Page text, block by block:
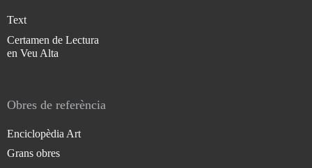
Text
Certamen de Lectura
en Veu Alta
Obres de referència
Enciclopèdia Art
Grans obres